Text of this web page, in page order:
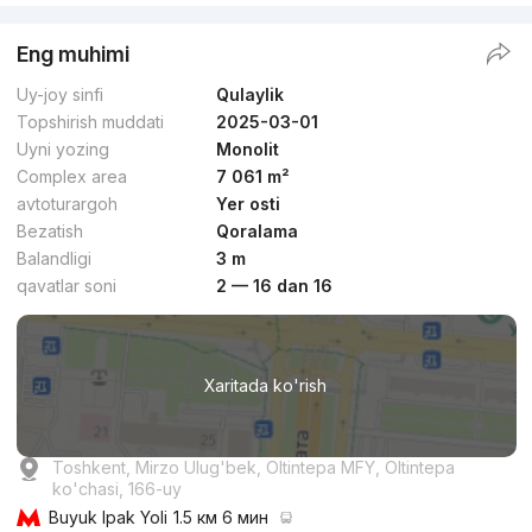
Eng muhimi
Uy-joy sinfi
Qulaylik
Topshirish muddati
2025-03-01
Uyni yozing
Monolit
Complex area
7 061 m²
avtoturargoh
Yer osti
Bezatish
Qoralama
Balandligi
3 m
qavatlar soni
2 — 16 dan 16
Xaritada ko'rish
Toshkent, Mirzo Ulug'bek, Oltintepa MFY, Oltintepa
ko'chasi, 166-uy
Buyuk Ipak Yoli 1.5 км 6 мин